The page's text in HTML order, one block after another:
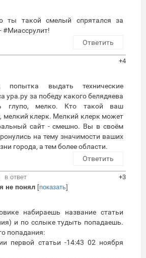
ты такой смелый спрятался за
#Миассрулит!
Ответить
+4
попытка выдать технические
ура.ру за победу какого белядяева
глупо, мелко. Кто такой ваш
мелкий клерк. Мелкий клерк может
сайт - смешно. Вы в своём
на тему значимости ваших
города, а тем более области.
Ответить
в ответ
не понял [показать]
+3
набираешь название статьи
и по сслыке тудыть попадаешь.
попадания:
первой статьи -14:43 02 ноября